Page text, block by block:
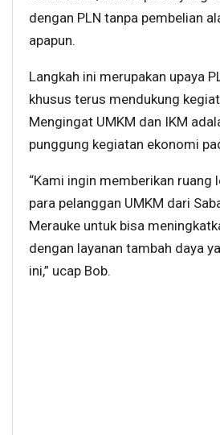
dengan PLN tanpa pembelian
apapun.
Langkah ini merupakan upaya
khusus terus mendukung
Mengingat UMKM dan IKM
punggung kegiatan ekonomi
“Kami ingin memberikan ruang
para pelanggan UMKM dari
Merauke untuk bisa
dengan layanan tambah daya
ini,” ucap Bob.